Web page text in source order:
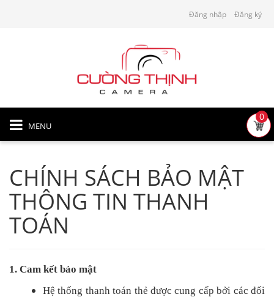
Đăng nhập Đăng ký
MENU
0
CHÍNH SÁCH BẢO MẬT
THÔNG TIN THANH
TOÁN
1. Cam kết bảo mật
Hệ thống thanh toán thẻ được cung cấp bởi các đối